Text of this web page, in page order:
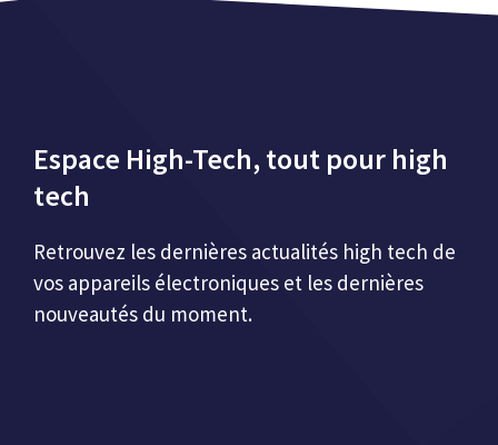
Espace High-Tech, tout pour high
tech
Retrouvez les dernières actualités high tech de
vos appareils électroniques et les dernières
nouveautés du moment.